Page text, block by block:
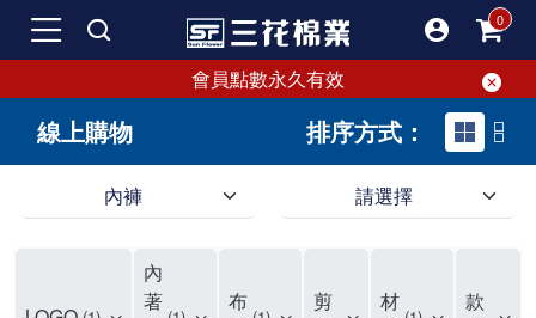
會員點數永久有效
線上購物 排序方式：
內褲 請選擇
內
著
布
剪
材
款